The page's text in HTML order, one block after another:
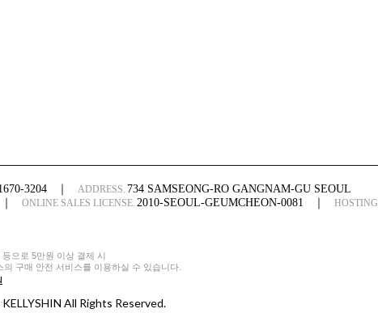
3204 ADDRESS. 734 SAMSEONG-RO GANGNAM-GU SEOUL
ONLINE SALES LICENSE. 2010-SEOUL-GEUMCHEON-0081 HOSTING.
으로 5만원 이상 결제 시
구매 안전 서비스를 이용하실 수 있습니다.
All Rights Reserved.